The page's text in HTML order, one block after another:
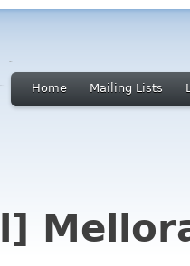
Home Mailing Lists